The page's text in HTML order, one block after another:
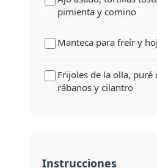
pimienta y comino
Manteca para freír y
Frijoles de la olla, puré
rábanos y cilantro
Instrucciones